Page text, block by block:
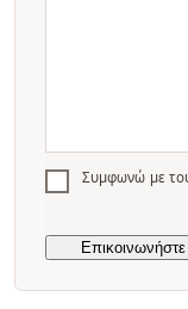
Συμφωνώ με